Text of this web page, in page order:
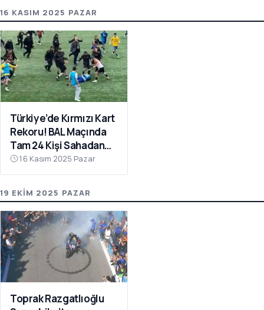
16 KASIM 2025 PAZAR
Türkiye’de Kırmızı Kart
Rekoru! BAL Maçında
Tam 24 Kişi Sahadan
Atıldı
16 Kasım 2025 Pazar
19 EKIM 2025 PAZAR
Toprak Razgatlıoğlu